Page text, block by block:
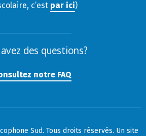
c’est par ici)
des questions?
notre FAQ
Sud. Tous droits réservés. Un site